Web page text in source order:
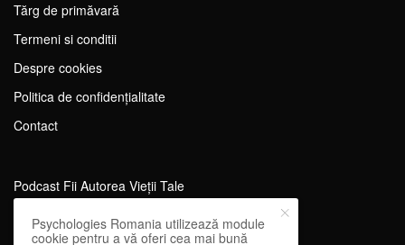
Tărg de primăvară
Termeni si conditii
Despre cookies
Politica de confidențialitate
Contact
Podcast Fii Autorea Vieții Tale
Evenimente Fii Autoarea Vieții Tale!
Psychologies Romania utilizează module
cookie pentru a vă oferi cea mai bună